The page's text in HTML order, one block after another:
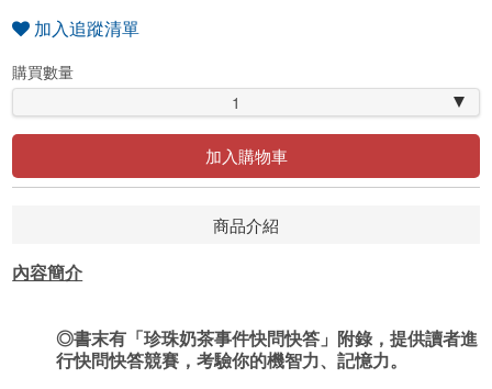
加入追蹤清單
購買數量
1
加入購物車
商品介紹
內容簡介
◎書末有「珍珠奶茶事件快問快答」附錄，提供讀者進
行快問快答競賽，考驗你的機智力、記憶力。